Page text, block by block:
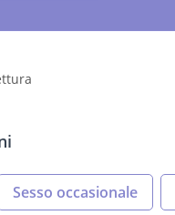
Sesso occasionale